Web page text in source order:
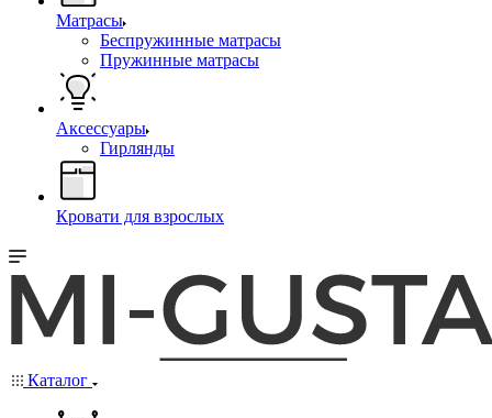
Матрасы
Беспружинные матрасы
Пружинные матрасы
Аксессуары
Гирлянды
Кровати для взрослых
Каталог